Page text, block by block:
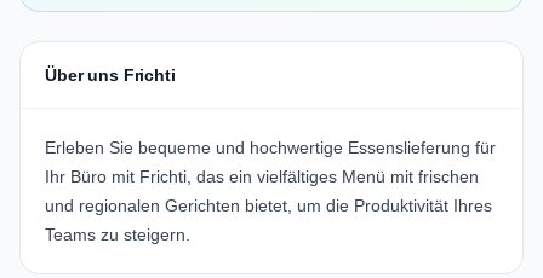
Über uns Frichti
Erleben Sie bequeme und hochwertige Essenslieferung für
Ihr Büro mit Frichti, das ein vielfältiges Menü mit frischen
und regionalen Gerichten bietet, um die Produktivität Ihres
Teams zu steigern.